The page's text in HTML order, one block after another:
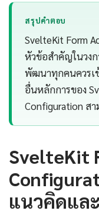
สรุปคำตอบ
SvelteKit Form
หัวข้อสำคัญในวง
พัฒนาทุกคนควรเ
อื่นหลักการของ
Configuration ส
SvelteKit
แนวคิดแล